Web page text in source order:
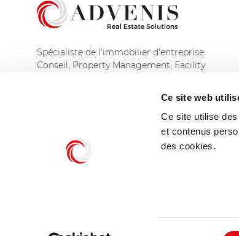
Ce site web
Ce site utilise
et contenus
des cookies.
Spécialiste de l'immobilier d'entreprise
Conseil, Property Management, Facility